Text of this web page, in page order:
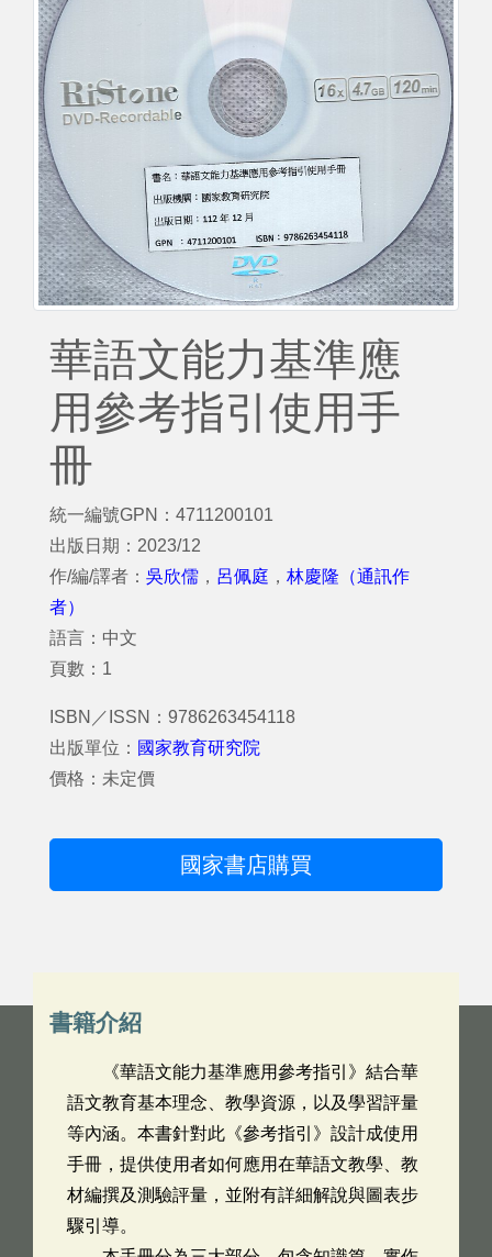
華語文能力基準應
用參考指引使用手
冊
統一編號GPN：4711200101
出版日期：2023/12
作/編/譯者： 吳欣儒 ， 呂佩庭 ， 林慶隆（通訊作
者）
語言：中文
頁數：1
ISBN／ISSN：9786263454118
出版單位： 國家教育研究院
價格：未定價
國家書店購買
書籍介紹
《華語文能力基準應用參考指引》結合華
語文教育基本理念、教學資源，以及學習評量
等內涵。本書針對此《參考指引》設計成使用
手冊，提供使用者如何應用在華語文教學、教
材編撰及測驗評量，並附有詳細解說與圖表步
驟引導。